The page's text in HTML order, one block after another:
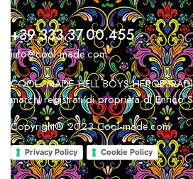
+39 333.37.00.455
info@cool-made.com
COOL- MADE,HELL
marchi registrati di proprietà di Enrico
Copyright® 2023 Cool-made.com
Privacy Policy Cookie Policy